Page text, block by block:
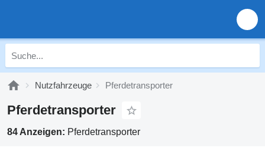
Nutzfahrzeuge Pferdetransporter
Pferdetransporter
84 Anzeigen: Pferdetransporter